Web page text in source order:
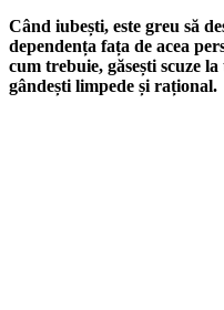
Când iubești, este greu să
dependența fața de acea
cum trebuie, găsești scuze
gândești limpede și rațional.